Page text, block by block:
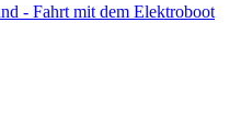
- Fahrt mit dem Elektroboot